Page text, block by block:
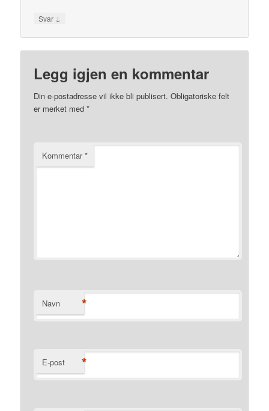
Svar ↓
Legg igjen en kommentar
Din e-postadresse vil ikke bli publisert. Obligatoriske felt
er merket med*
Kommentar*
Navn *
E-post *